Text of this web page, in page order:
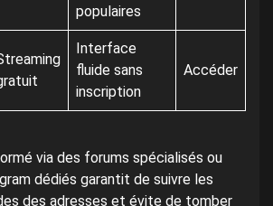
populaires
Interface
fluide sans
inscription
Accéder
via des forums spécialisés ou
dédiés garantit de suivre les
des adresses et évite de tomber